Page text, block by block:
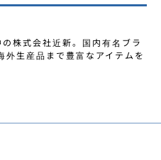
株式会社近新。国内有名ブラ
外生産品まで豊富なアイテムを